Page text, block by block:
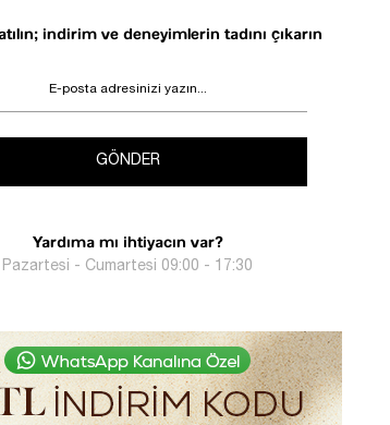
indirim ve deneyimlerin tadını çıkarın
GÖNDER
Yardıma mı ihtiyacın var?
Pazartesi - Cumartesi 09:00 - 17:30